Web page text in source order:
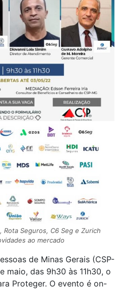
Rota Seguros, C6 Seg e Zurich
ao mercado
de Minas Gerais (CSP-
maio, das 9h30 às 11h30, o
Proteger. O evento é on-